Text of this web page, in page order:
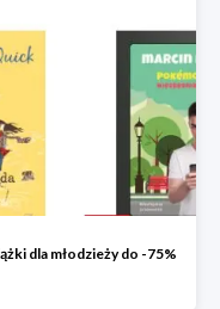
dla młodzieży do -75%